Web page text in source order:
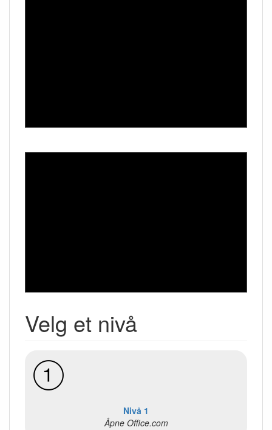
Velg et nivå
Nivå 1
Åpne Office.com